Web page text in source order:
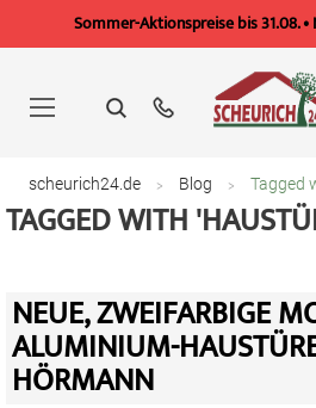
Sommer-Aktionspreise bis 31.08. •
springen
scheurich24.de Blog Tagged
TAGGED WITH
NEUE, ZWEIFARBIGE
ALUMINIUM-
HÖRMANN